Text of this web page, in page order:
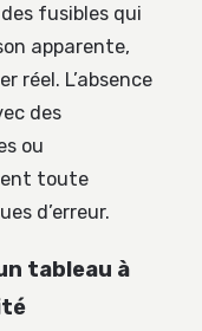
fusibles qui
apparente,
réel. L’absence
des
ou
toute
d’erreur.
tableau à